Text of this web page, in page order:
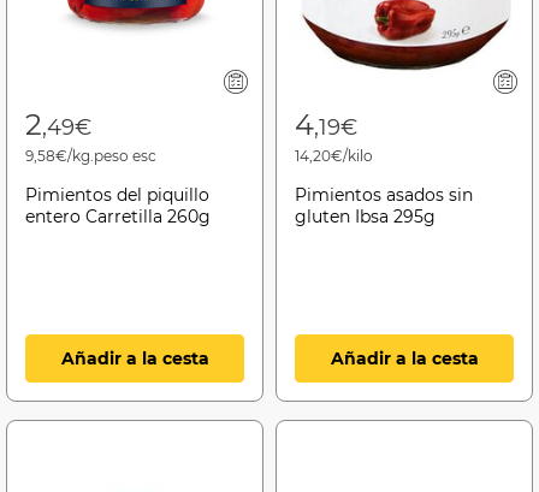
2,49€
9,58€/kg.peso esc
Pimientos del piquillo
entero Carretilla 260g
Añadir a la cesta
4,19€
14,20€/kilo
Pimientos asados sin
gluten Ibsa 295g
Añadir a la cesta